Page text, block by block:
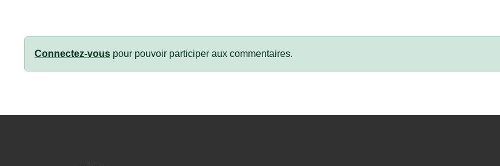
Connectez-vous pour pouvoir participer aux commentaires.